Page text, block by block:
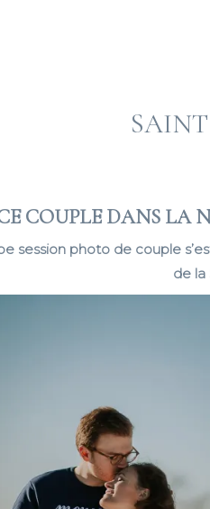
COUPLE DANS LA
session photo de couple
de la